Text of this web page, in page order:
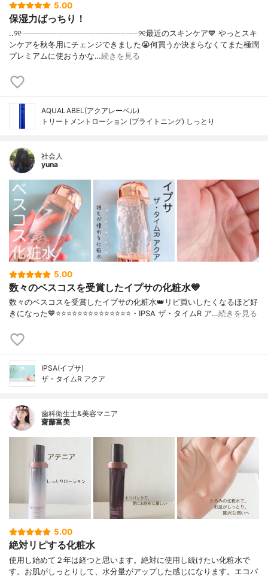
5.00
保湿力ばっちり！
..୨୧┈┈┈┈┈┈┈┈┈┈┈┈┈┈┈୨୧最近のスキンケア💙 やっとスキ
ンケアを秋冬用にチェンジできました😭何買うか決まらなくてまた極潤
プレミアムに使おうかな…続きを見る
AQUALABEL(アクアレーベル)
トリートメントローション (ブライトニング) しっとり
社会人
yuna
5.00
数々のベスコスを受賞したイプサの化粧水💙
数々のベスコスを受賞したイプサの化粧水👑リピ買いしたくなるほど好
きになった💙⭐️⭐️⭐️⭐️⭐️⭐️⭐️⭐️⭐️⭐️⭐️⭐️⭐️⭐️・IPSA ザ・タイムR ア…続きを見る
IPSA(イプサ)
ザ・タイムR アクア
歯科衛生士&美容マニア
齋藤富美
5.00
絶対リピする化粧水
使用し始めて２年は経つと思います。絶対に使用し続けたい化粧水で
す。お肌がしっとりして、水分量がアップした感じになります。エコパ